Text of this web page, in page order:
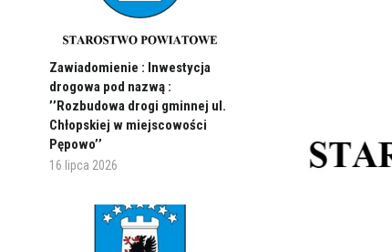
Zawiadomienie : Inwestycja
drogowa pod nazwą :
’’Rozbudowa drogi gminnej ul.
Chłopskiej w miejscowości
Pępowo’’
16 lipca 2026